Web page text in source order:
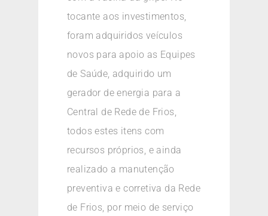
tocante aos investimentos,
foram adquiridos veículos
novos para apoio as Equipes
de Saúde, adquirido um
gerador de energia para a
Central de Rede de Frios,
todos estes itens com
recursos próprios, e ainda
realizado a manutenção
preventiva e corretiva da Rede
de Frios, por meio de serviço